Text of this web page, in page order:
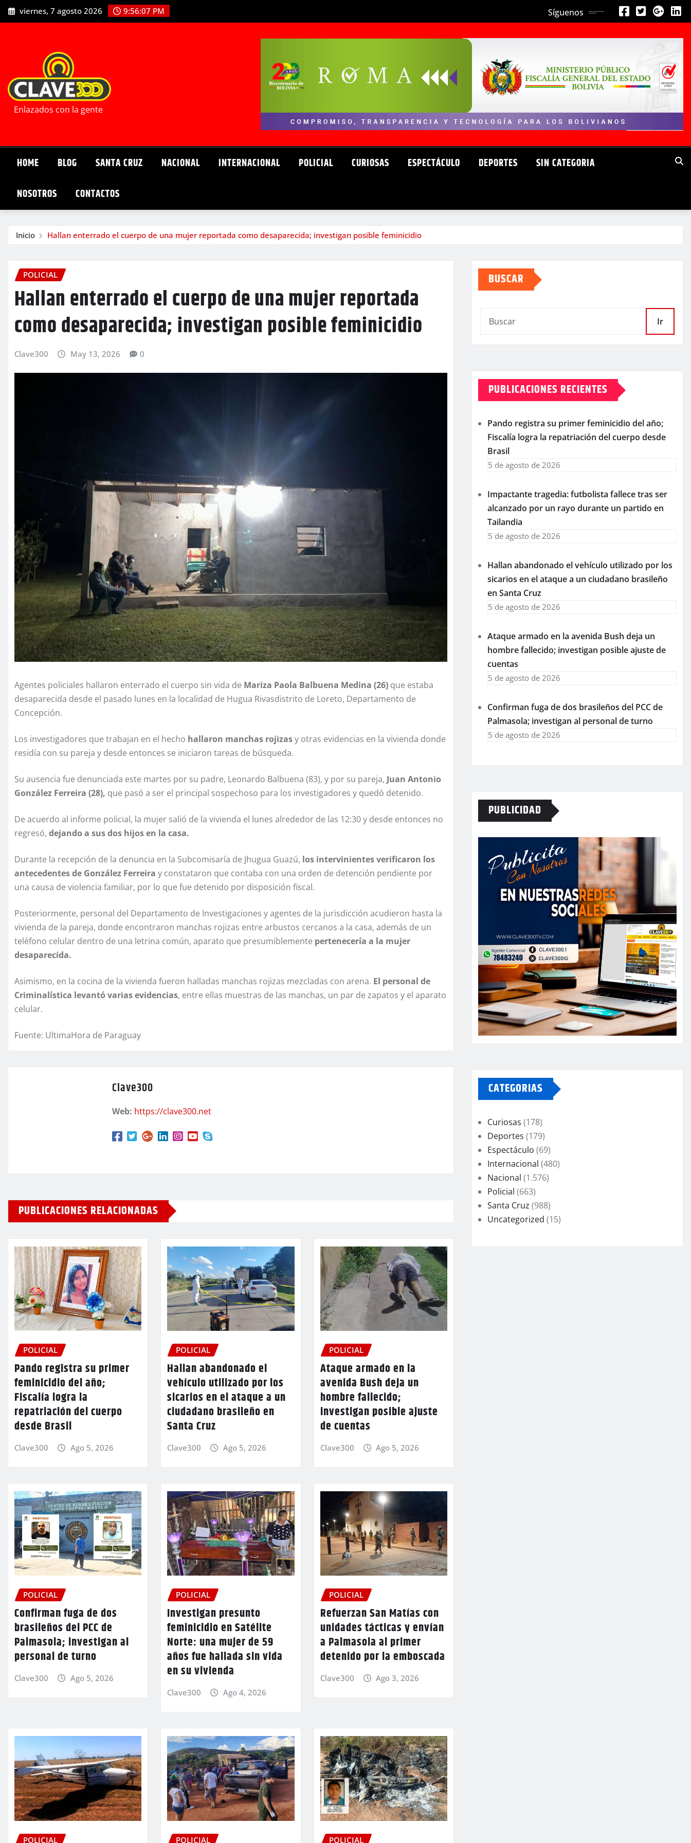
Saltar
al
viernes, 7 agosto 2026 9:56:08 PM Síguenos
Enlazados con la gente
HOME BLOG SANTA CRUZ NACIONAL INTERNACIONAL POLICIAL CURIOSAS ESPECTÁCULO DEPORTES SIN CATEGORIA
NOSOTROS CONTACTOS
Inicio Hallan enterrado el cuerpo de una mujer reportada como desaparecida; investigan posible feminicidio
POLICIAL
Hallan enterrado el cuerpo de una mujer reportada
como desaparecida; investigan posible feminicidio
Clave300 May 13, 2026 0
Agentes policiales hallaron enterrado el cuerpo sin vida de Mariza Paola Balbuena Medina (26) que estaba
desaparecida desde el pasado lunes en la localidad de Hugua Rivasdistrito de Loreto, Departamento de
Concepción.
Los investigadores que trabajan en el hecho hallaron manchas rojizasy otras evidencias en la vivienda donde
residía con su pareja y desde entonces se iniciaron tareas de búsqueda.
Su ausencia fue denunciada este martes por su padre, Leonardo Balbuena (83), y por su pareja, Juan Antonio
González Ferreira (28), que pasó a ser el principal sospechoso para los investigadores y quedó detenido.
De acuerdo al informe policial, la mujer salió de la vivienda el lunes alrededor de las 12:30 y desde entonces no
regresó, dejando a sus dos hijos en la casa.
Durante la recepción de la denuncia en la Subcomisaría de Jhugua Guazú, los intervinientes verificaron los
antecedentes de González Ferreira y constataron que contaba con una orden de detención pendiente por
una causa de violencia familiar, por lo que fue detenido por disposición fiscal.
Posteriormente, personal del Departamento de Investigaciones y agentes de la jurisdicción acudieron hasta la
vivienda de la pareja, donde encontraron manchas rojizas entre arbustos cercanos a la casa, además de un
teléfono celular dentro de una letrina común, aparato que presumiblemente pertenecería a la mujer
desaparecida.
Asimismo, en la cocina de la vivienda fueron halladas manchas rojizas mezcladas con arena. El personal de
Criminalística levantó varias evidencias, entre ellas muestras de las manchas, un par de zapatos y el aparato
celular.
Fuente: UltimaHora de Paraguay
Clave300
Web: https://clave300.net
PUBLICACIONES RELACIONADAS
POLICIAL
Pando registra su primer
feminicidio del año;
Fiscalía logra la
repatriación del cuerpo
desde Brasil
Clave300 Ago 5, 2026
POLICIAL
Hallan abandonado el
vehículo utilizado por los
sicarios en el ataque a un
ciudadano brasileño en
Santa Cruz
Clave300 Ago 5, 2026
POLICIAL
Ataque armado en la
avenida Bush deja un
hombre fallecido;
investigan posible ajuste
de cuentas
Clave300 Ago 5, 2026
POLICIAL
Confirman fuga de dos
brasileños del PCC de
Palmasola; investigan al
personal de turno
Clave300 Ago 5, 2026
POLICIAL
Investigan presunto
feminicidio en Satélite
Norte: una mujer de 59
años fue hallada sin vida
en su vivienda
Clave300 Ago 4, 2026
POLICIAL
Refuerzan San Matías con
unidades tácticas y envían
a Palmasola al primer
detenido por la emboscada
Clave300 Ago 3, 2026
POLICIAL POLICIAL POLICIAL
BUSCAR
Ir
PUBLICACIONES RECIENTES
Pando registra su primer feminicidio del año;
Fiscalía logra la repatriación del cuerpo desde
Brasil
5 de agosto de 2026
Impactante tragedia: futbolista fallece tras ser
alcanzado por un rayo durante un partido en
Tailandia
5 de agosto de 2026
Hallan abandonado el vehículo utilizado por los
sicarios en el ataque a un ciudadano brasileño
en Santa Cruz
5 de agosto de 2026
Ataque armado en la avenida Bush deja un
hombre fallecido; investigan posible ajuste de
cuentas
5 de agosto de 2026
Confirman fuga de dos brasileños del PCC de
Palmasola; investigan al personal de turno
5 de agosto de 2026
PUBLICIDAD
CATEGORIAS
Curiosas (178)
Deportes (179)
Espectáculo (69)
Internacional (480)
Nacional (1.576)
Policial (663)
Santa Cruz (988)
Uncategorized (15)